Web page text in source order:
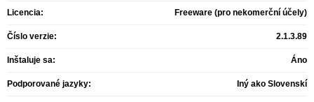
Licencia: Freeware (pro nekomerční účely)
Číslo verzie: 2.1.3.89
Inštaluje sa: Áno
Podporované jazyky: Iný ako Slovenskí